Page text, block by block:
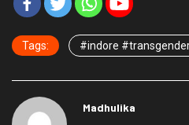
Tags: #indore
Madhulika